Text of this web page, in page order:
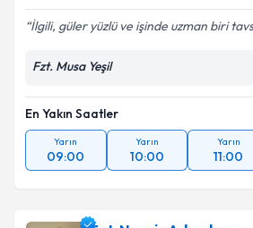
İlgili, güler yüzlü ve işinde uzman biri
Fzt. Musa Yeşil
En Yakın Saatler
Yarın
09:00
Yarın
10:00
Yarın
11:00